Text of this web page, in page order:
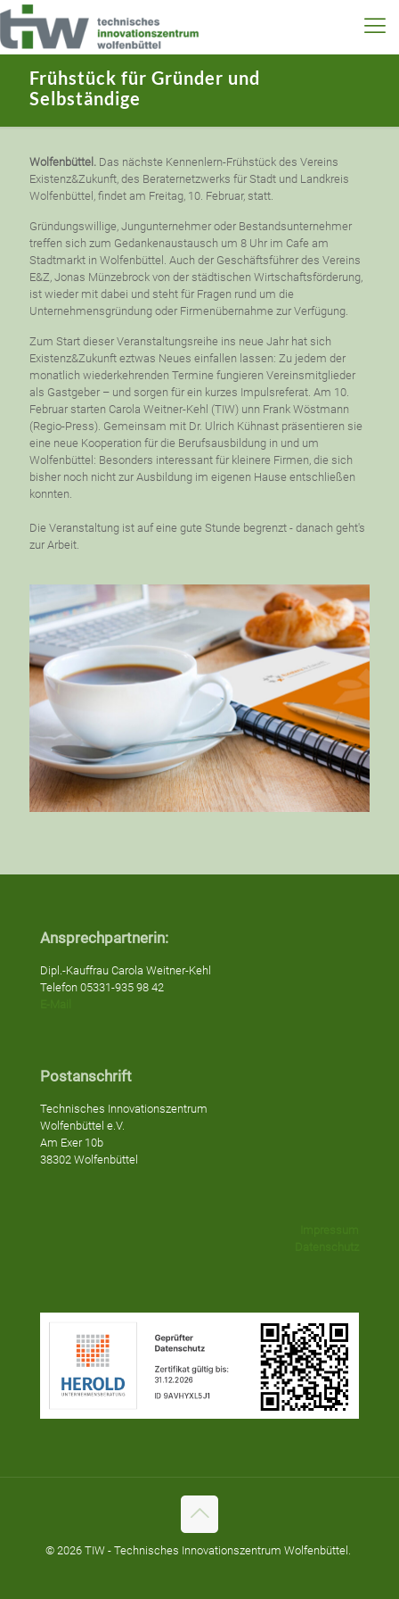
Frühstück für Gründer und
Selbständige
Wolfenbüttel. Das nächste Kennenlern-Frühstück des Vereins
Existenz&Zukunft, des Beraternetzwerks für Stadt und Landkreis
Wolfenbüttel, findet am Freitag, 10. Februar, statt.
Gründungswillige, Jungunternehmer oder Bestandsunternehmer
treffen sich zum Gedankenaustausch um 8 Uhr im Cafe am
Stadtmarkt in Wolfenbüttel. Auch der Geschäftsführer des Vereins
E&Z, Jonas Münzebrock von der städtischen Wirtschaftsförderung,
ist wieder mit dabei und steht für Fragen rund um die
Unternehmensgründung oder Firmenübernahme zur Verfügung.
Zum Start dieser Veranstaltungsreihe ins neue Jahr hat sich
Existenz&Zukunft eztwas Neues einfallen lassen: Zu jedem der
monatlich wiederkehrenden Termine fungieren Vereinsmitglieder
als Gastgeber – und sorgen für ein kurzes Impulsreferat. Am 10.
Februar starten Carola Weitner-Kehl (TIW) unn Frank Wöstmann
(Regio-Press). Gemeinsam mit Dr. Ulrich Kühnast präsentieren sie
eine neue Kooperation für die Berufsausbildung in und um
Wolfenbüttel: Besonders interessant für kleinere Firmen, die sich
bisher noch nicht zur Ausbildung im eigenen Hause entschließen
konnten.
Die Veranstaltung ist auf eine gute Stunde begrenzt - danach geht's
zur Arbeit.
Ansprechpartnerin:
Dipl.-Kauffrau Carola Weitner-Kehl
Telefon 05331-935 98 42
Postanschrift
Technisches Innovationszentrum
Wolfenbüttel e.V.
Am Exer 10b
38302 Wolfenbüttel
© 2026 TIW - Technisches Innovationszentrum Wolfenbüttel.